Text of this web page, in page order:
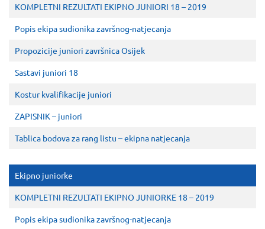
KOMPLETNI REZULTATI EKIPNO JUNIORI 18 – 2019
Popis ekipa sudionika završnog-natjecanja
Propozicije juniori završnica Osijek
Sastavi juniori 18
Kostur kvalifikacije juniori
ZAPISNIK – juniori
Tablica bodova za rang listu – ekipna natjecanja
Ekipno juniorke
KOMPLETNI REZULTATI EKIPNO JUNIORKE 18 – 2019
Popis ekipa sudionika završnog-natjecanja